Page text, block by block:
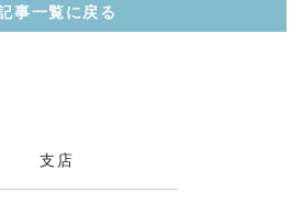
事一覧に戻る
支店